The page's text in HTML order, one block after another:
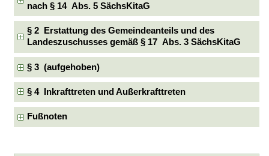
nach § 14 Abs. 5 SächsKitaG
§ 2 Erstattung des Gemeindeanteils und des
Landeszuschusses gemäß § 17 Abs. 3 SächsKitaG
§ 3 (aufgehoben)
§ 4 Inkrafttreten und Außerkrafttreten
Fußnoten